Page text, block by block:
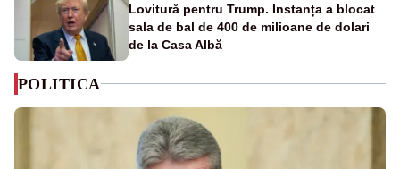
Lovitură pentru Trump. Instanța a blocat
sala de bal de 400 de milioane de dolari
de la Casa Albă
POLITICA